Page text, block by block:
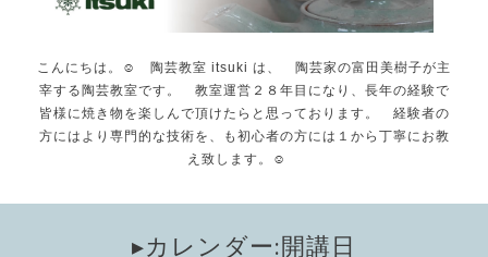
こんにちは。☺️ 陶芸教室 itsuki は、 陶芸家の富田美樹子が主
宰する陶芸教室です。 教室運営２８年目になり、長年の経験で
皆様に焼き物を楽しんで頂けたらと思っております。 経験者の
方にはより専門的な技術を、も初心者の方には１から丁寧にお教
え致します。☺️
▸カレンダー:開講日